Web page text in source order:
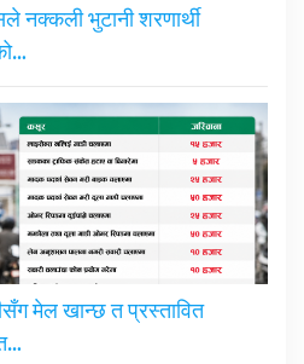
नक्कली भुटानी शरणार्थी
मेल खान्छ त प्रस्तावित